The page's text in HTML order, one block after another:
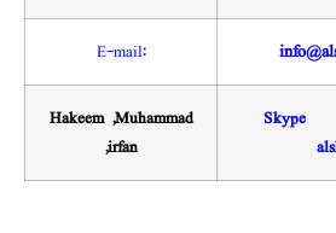
E-mail:
Hakeem ,Muhammad
,irfan